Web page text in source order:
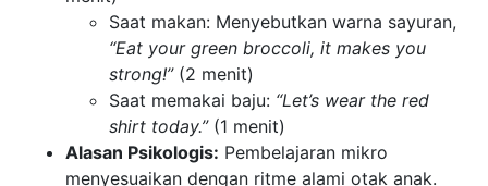
harian tidak akan membebani memori kerja
(working memory) mereka, melainkan langsung
masuk ke dalam memori jangka panjang tanpa
mereka sadari.
Tips dari Ahli:💡